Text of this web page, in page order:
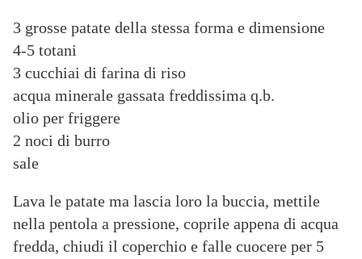
3 grosse patate della stessa forma e dimensione
4-5 totani
3 cucchiai di farina di riso
acqua minerale gassata freddissima q.b.
olio per friggere
2 noci di burro
sale
Lava le patate ma lascia loro la buccia, mettile
nella pentola a pressione, coprile appena di acqua
fredda, chiudi il coperchio e falle cuocere per 5